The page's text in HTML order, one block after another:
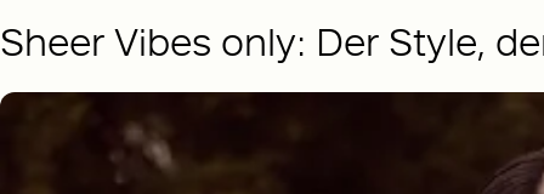
Sheer Vibes only: Der Style,